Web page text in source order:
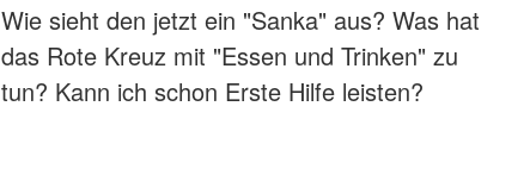
Wie sieht den jetzt ein "Sanka" aus? Was hat
das Rote Kreuz mit "Essen und Trinken" zu
tun? Kann ich schon Erste Hilfe leisten?